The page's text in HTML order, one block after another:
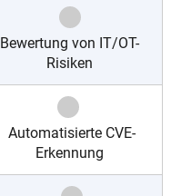
Bewertung von IT/OT-
Risiken
Automatisierte CVE-
Erkennung